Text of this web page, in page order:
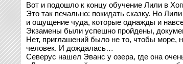
Вот и подошло к концу обучение Лили в
Это так печально: покидать сказку. Но
и ощущение чуда, которые однажды и
Экзамены были успешно пройдены,
Нет, приглашений было не то, чтобы море,
человек. И дождалась…
Северус нашел Эванс у озера, где она